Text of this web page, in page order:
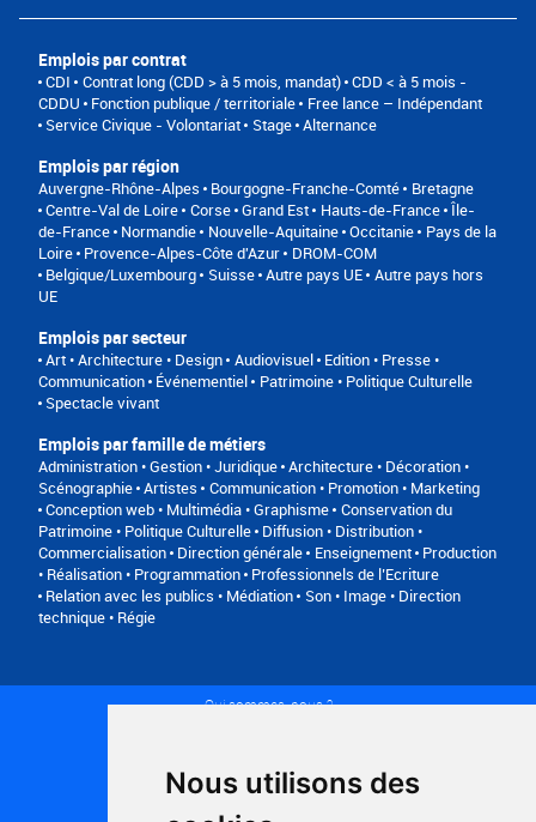
Nous utilisons des
Emplois par contrat
CDI Contrat long (CDD > à 5 mois, mandat) CDD < à 5 mois -
CDDU
Fonction publique / territoriale
Free lance – Indépendant
Service Civique - Volontariat
Stage Alternance
Emplois par région
Auvergne-Rhône-Alpes Bourgogne-Franche-Comté
Bretagne
Centre-Val de Loire Corse Grand Est Hauts-de-France Île-
de-France Normandie Nouvelle-Aquitaine Occitanie
Pays de la
Loire Provence-Alpes-Côte d'Azur
DROM-COM
Belgique/Luxembourg
Suisse Autre pays UE Autre pays hors
UE
Emplois par secteur
Art • Architecture • Design Audiovisuel Edition • Presse •
Communication Événementiel
Patrimoine • Politique Culturelle
Spectacle vivant
Emplois par famille de métiers
Administration • Gestion • Juridique Architecture • Décoration •
Scénographie Artistes
Communication • Promotion • Marketing
Conception web • Multimédia • Graphisme Conservation du
Patrimoine • Politique Culturelle Diffusion • Distribution •
Commercialisation Direction générale Enseignement Production
• Réalisation • Programmation Professionnels de l’Ecriture
Relation avec les publics • Médiation
Son • Image • Direction
technique • Régie
Qui sommes-nous ?
Plan du site
FAQ recruteurs